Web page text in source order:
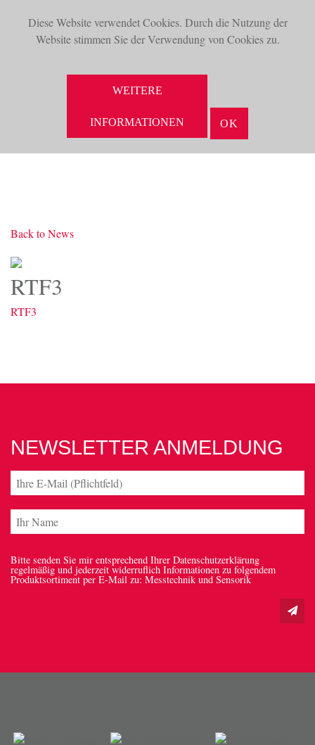
Diese Website verwendet Cookies. Durch die Nutzung der
Website stimmen Sie der Verwendung von Cookies zu.
WEITERE
INFORMATIONEN OK
Back to News
RTF3
RTF3
NEWSLETTER ANMELDUNG
Bitte senden Sie mir entsprechend Ihrer Datenschutzerklärung
regelmäßig und jederzeit widerruflich Informationen zu folgendem
Produktsortiment per E-Mail zu: Messtechnik und Sensorik